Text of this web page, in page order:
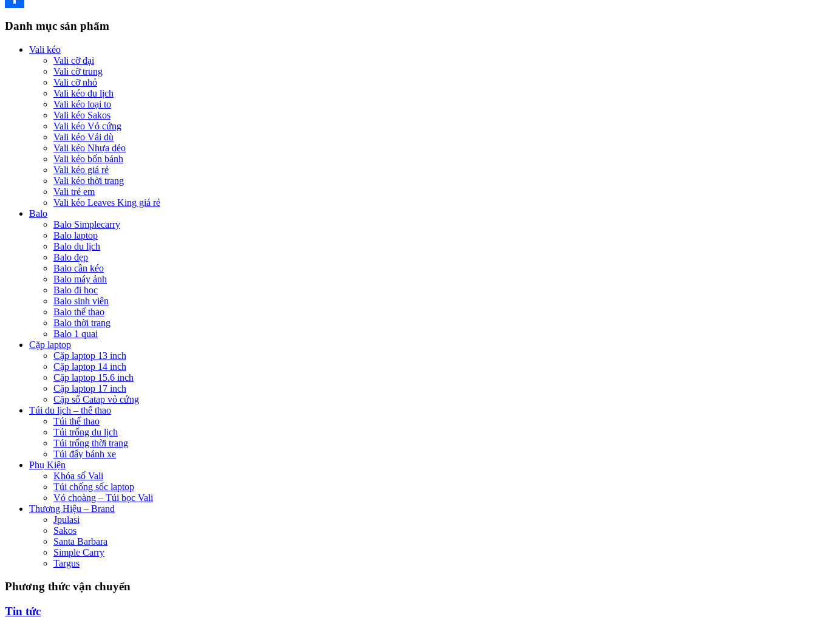
Danh mục sản phẩm
Vali kéo
Vali cỡ đại
Vali cỡ trung
Vali cỡ nhỏ
Vali kéo du lịch
Vali kéo loại to
Vali kéo Sakos
Vali kéo Vỏ cứng
Vali kéo Vải dù
Vali kéo Nhựa dẻo
Vali kéo bốn bánh
Vali kéo giá rẻ
Vali kéo thời trang
Vali trẻ em
Vali kéo Leaves King giá rẻ
Balo
Balo Simplecarry
Balo laptop
Balo du lịch
Balo đẹp
Balo cần kéo
Balo máy ảnh
Balo đi học
Balo sinh viên
Balo thể thao
Balo thời trang
Balo 1 quai
Cặp laptop
Cặp laptop 13 inch
Cặp laptop 14 inch
Cặp laptop 15.6 inch
Cặp laptop 17 inch
Cặp số Catap vỏ cứng
Túi du lịch – thể thao
Túi thể thao
Túi trống du lịch
Túi trống thời trang
Túi đẩy bánh xe
Phụ Kiện
Khóa số Vali
Túi chống sốc laptop
Vỏ choàng – Túi bọc Vali
Thương Hiệu – Brand
Jpulasi
Sakos
Santa Barbara
Simple Carry
Targus
Phương thức vận chuyển
Tin tức